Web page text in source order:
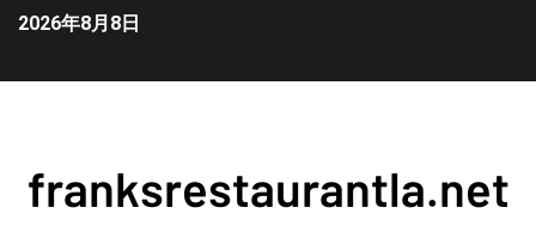
2026年8月8日
franksrestaurantla.net